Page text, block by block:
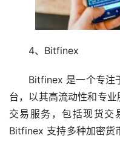
4、Bitfinex
Bitfinex 是一个专注
台，以其高流动性和专
交易服务，包括现货交
Bitfinex 支持多种加密货